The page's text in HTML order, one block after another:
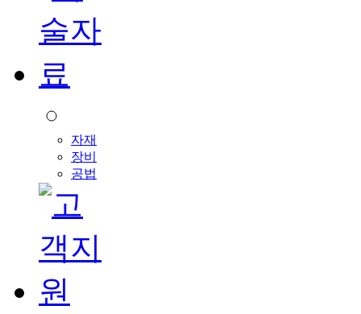
자재
장비
공법